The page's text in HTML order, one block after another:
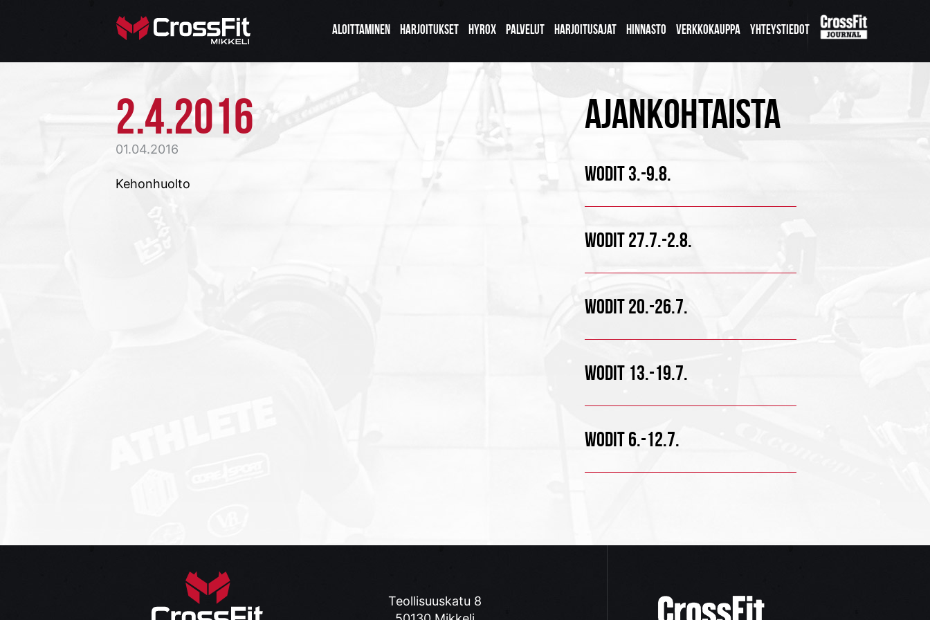
ALOITTAMINEN HARJOITUKSET HYROX PALVELUT HARJOITUSAJAT HINNASTO VERKKOKAUPPA YHTEYSTIEDOT
2.4.2016
01.04.2016
Kehonhuolto
AJANKOHTAISTA
WODIT 3.-9.8.
WODIT 27.7.-2.8.
WODIT 20.-26.7.
WODIT 13.-19.7.
WODIT 6.-12.7.
Teollisuuskatu 8